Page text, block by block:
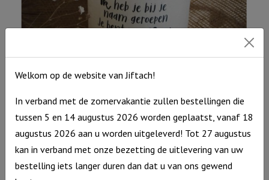
10,95
Uitverkocht
Welkom op de website van Jiftach!
In verband met de zomervakantie zullen bestellingen die
tussen 5 en 14 augustus 2026 worden geplaatst, vanaf 18
augustus 2026 aan u worden uitgeleverd! Tot 27 augustus
kan in verband met onze bezetting de uitlevering van uw
bestelling iets langer duren dan dat u van ons gewend